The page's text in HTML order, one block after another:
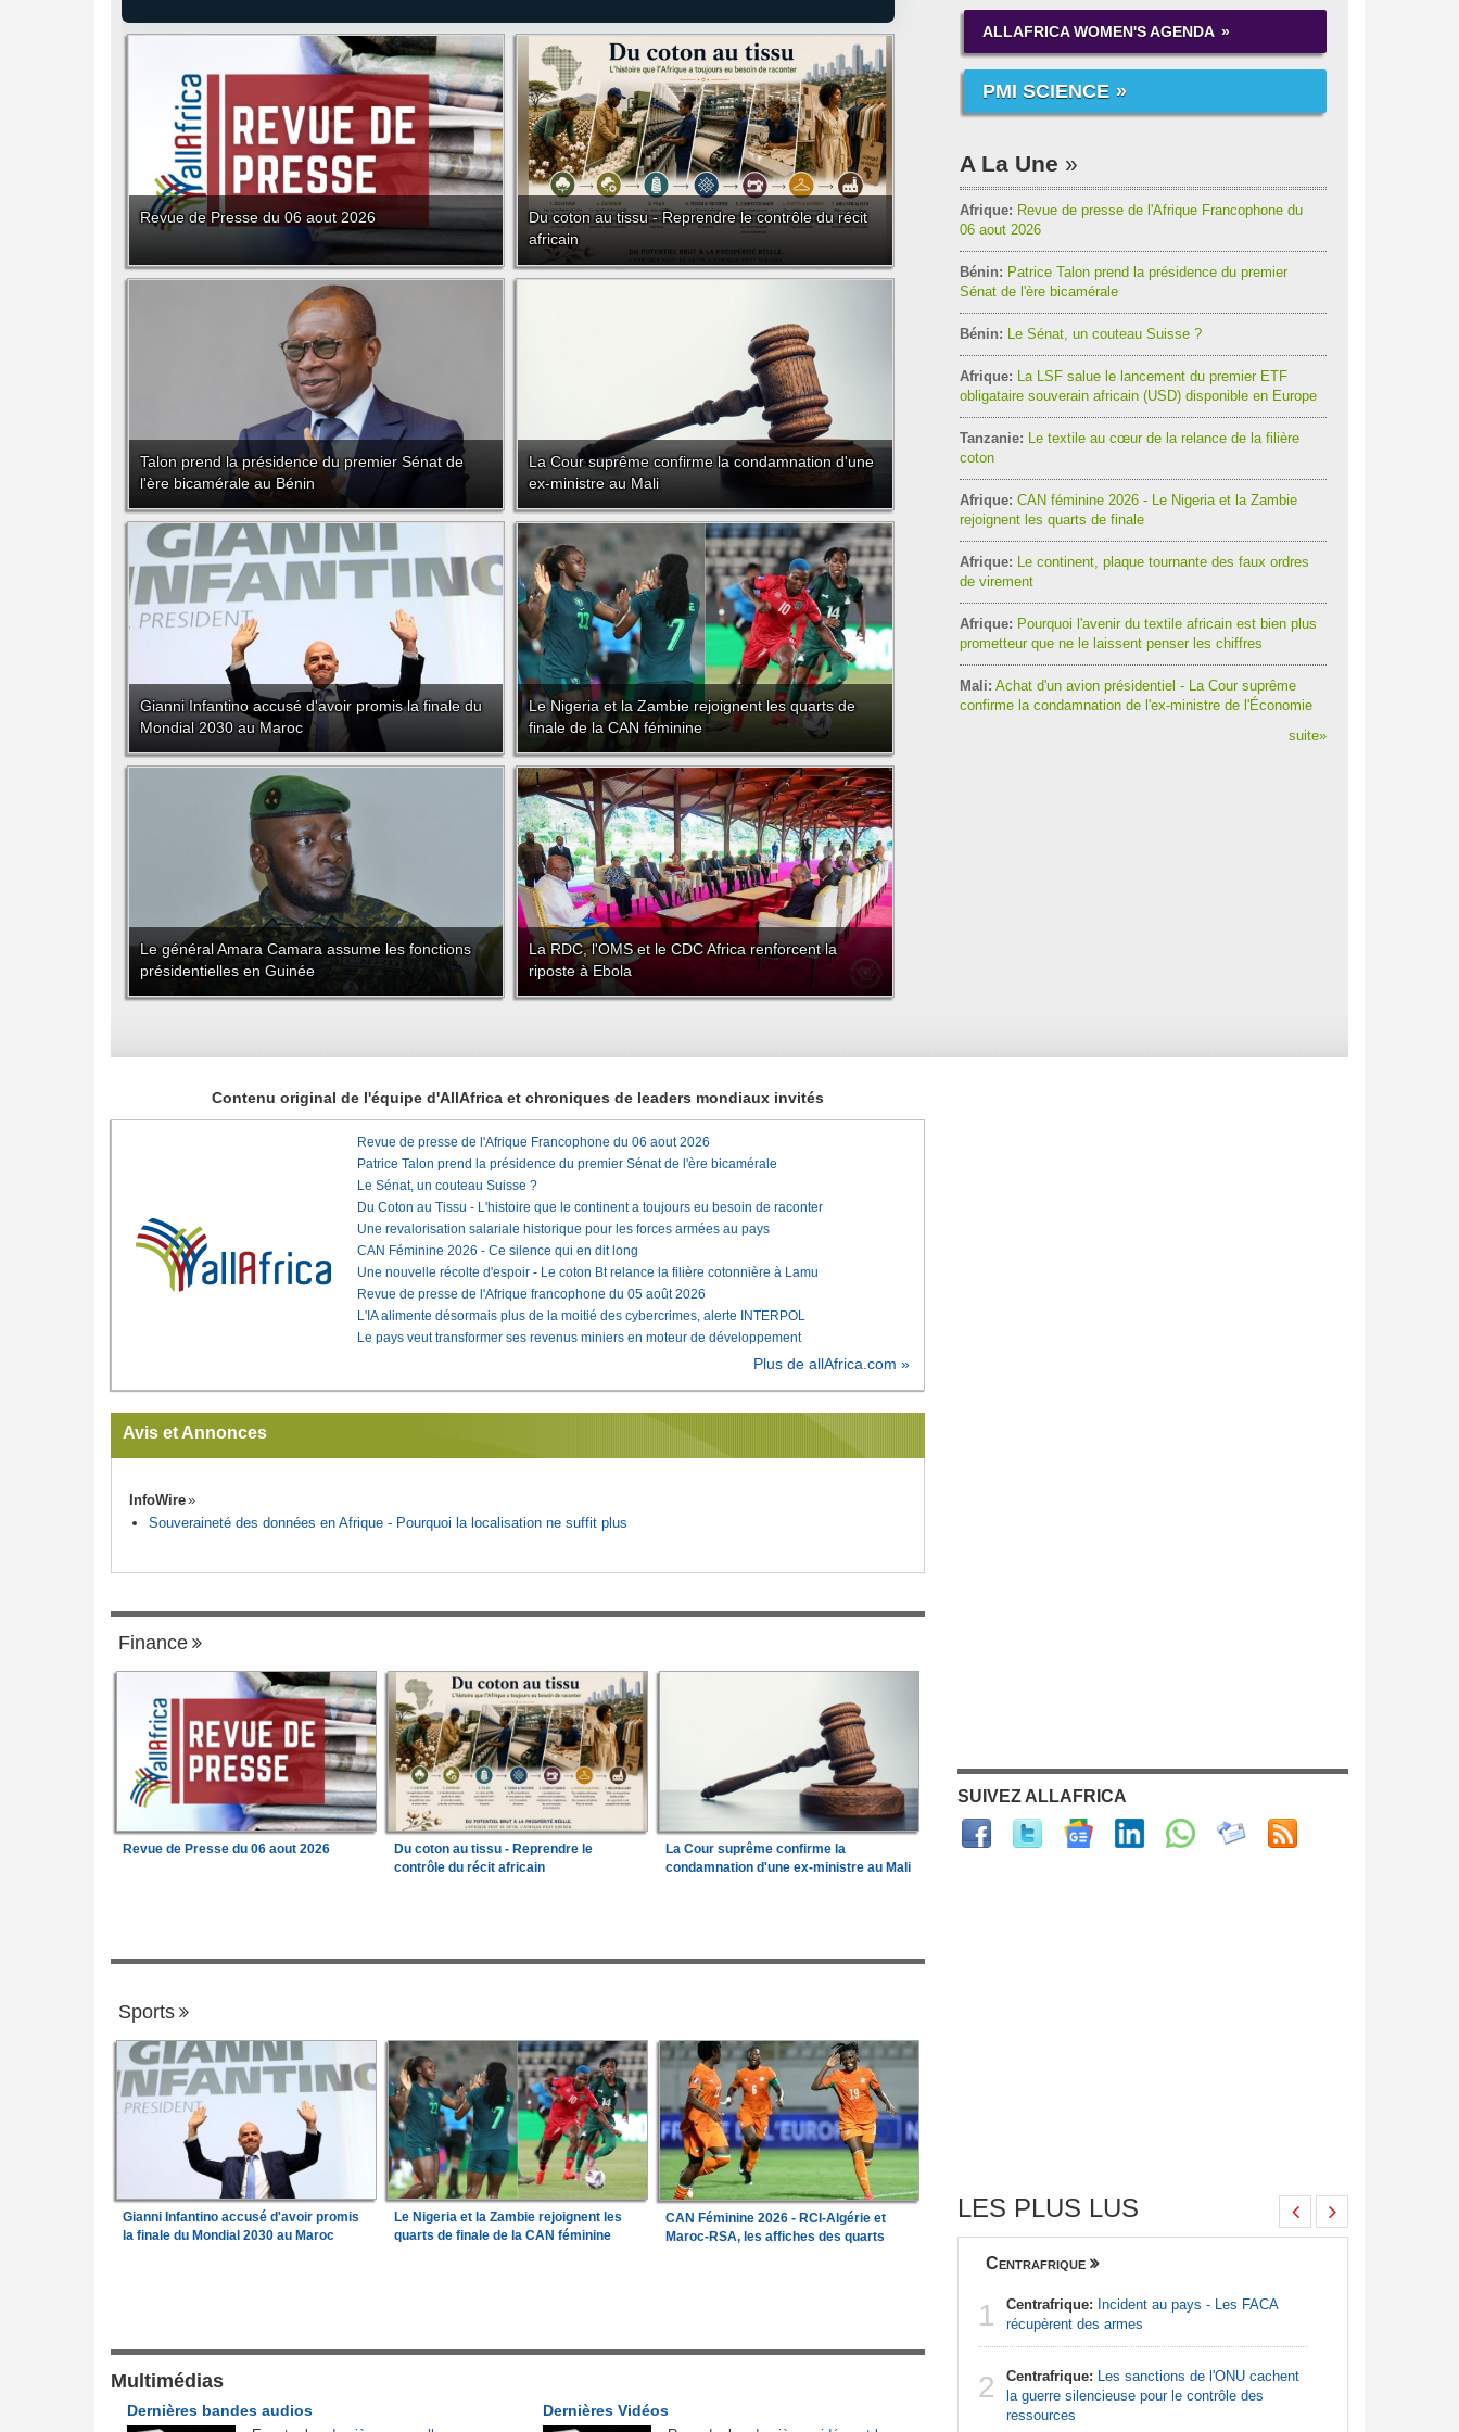
Revue de Presse du 06 aout 2026
Du coton au tissu - Reprendre le contrôle du récit
africain
Talon prend la présidence du premier Sénat de
l'ère bicamérale au Bénin
La Cour suprême confirme la condamnation d'une
ex-ministre au Mali
Gianni Infantino accusé d'avoir promis la finale du
Mondial 2030 au Maroc
Le Nigeria et la Zambie rejoignent les quarts de
finale de la CAN féminine
Le général Amara Camara assume les fonctions
présidentielles en Guinée
La RDC, l'OMS et le CDC Africa renforcent la
riposte à Ebola
ALLAFRICA WOMEN'S AGENDA
PMI SCIENCE
A La Une
Afrique: Revue de presse de l'Afrique Francophone du
06 aout 2026
Bénin: Patrice Talon prend la présidence du premier
Sénat de l'ère bicamérale
Bénin: Le Sénat, un couteau Suisse ?
Afrique: La LSF salue le lancement du premier ETF
obligataire souverain africain (USD) disponible en Europe
Tanzanie: Le textile au cœur de la relance de la filière
coton
Afrique: CAN féminine 2026 - Le Nigeria et la Zambie
rejoignent les quarts de finale
Afrique: Le continent, plaque tournante des faux ordres
de virement
Afrique: Pourquoi l'avenir du textile africain est bien plus
prometteur que ne le laissent penser les chiffres
Mali: Achat d'un avion présidentiel - La Cour suprême
confirme la condamnation de l'ex-ministre de l'Économie
suite»
Contenu original de l'équipe d'AllAfrica et chroniques de leaders mondiaux invités
Revue de presse de l'Afrique Francophone du 06 aout 2026
Patrice Talon prend la présidence du premier Sénat de l'ère bicamérale
Le Sénat, un couteau Suisse ?
Du Coton au Tissu - L'histoire que le continent a toujours eu besoin de raconter
Une revalorisation salariale historique pour les forces armées au pays
CAN Féminine 2026 - Ce silence qui en dit long
Une nouvelle récolte d'espoir - Le coton Bt relance la filière cotonnière à Lamu
Revue de presse de l'Afrique francophone du 05 août 2026
L'IA alimente désormais plus de la moitié des cybercrimes, alerte INTERPOL
Le pays veut transformer ses revenus miniers en moteur de développement
Plus de allAfrica.com »
Avis et Annonces
InfoWire
Souveraineté des données en Afrique - Pourquoi la localisation ne suffit plus
Finance
Revue de Presse du 06 aout 2026
Du coton au tissu - Reprendre le
contrôle du récit africain
La Cour suprême confirme la
condamnation d'une ex-ministre au Mali
Sports
Gianni Infantino accusé d'avoir promis
la finale du Mondial 2030 au Maroc
Le Nigeria et la Zambie rejoignent les
quarts de finale de la CAN féminine
CAN Féminine 2026 - RCI-Algérie et
Maroc-RSA, les affiches des quarts
Multimédias
Dernières Vidéos
Dernières bandes audios
SUIVEZ ALLAFRICA
LES PLUS LUS
en liquidation,
2
Centrafrique
1 Centrafrique: Incident au pays - Les FACA
récupèrent des armes
2 Centrafrique: Les sanctions de l'ONU cachent
la guerre silencieuse pour le contrôle des
ressources